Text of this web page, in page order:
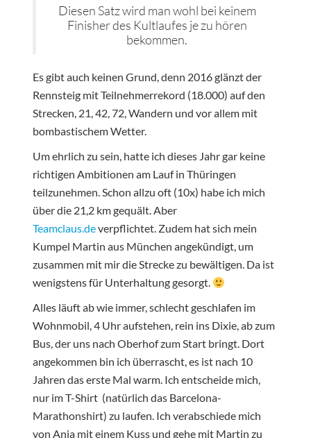
Diesen Satz wird man wohl bei keinem
Finisher des Kultlaufes je zu hören
bekommen.
Es gibt auch keinen Grund, denn 2016 glänzt der
Rennsteig mit Teilnehmerrekord (18.000) auf den
Strecken, 21, 42, 72, Wandern und vor allem mit
bombastischem Wetter.
Um ehrlich zu sein, hatte ich dieses Jahr gar keine
richtigen Ambitionen am Lauf in Thüringen
teilzunehmen. Schon allzu oft (10x) habe ich mich
über die 21,2 km gequält. Aber
Teamclaus.deverpflichtet. Zudem hat sich mein
Kumpel Martin aus München angekündigt, um
zusammen mit mir die Strecke zu bewältigen. Da ist
wenigstens für Unterhaltung gesorgt.
Alles läuft ab wie immer, schlecht geschlafen im
Wohnmobil, 4 Uhr aufstehen, rein ins Dixie, ab zum
Bus, der uns nach Oberhof zum Start bringt. Dort
angekommen bin ich überrascht, es ist nach 10
Jahren das erste Mal warm. Ich entscheide mich,
nur im T-Shirt (natürlich das Barcelona-
Marathonshirt) zu laufen. Ich verabschiede mich
von Anja mit einem Kuss und gehe mit Martin zu